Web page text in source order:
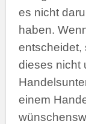
es nicht
haben.
entscheidet,
dieses nicht
einem